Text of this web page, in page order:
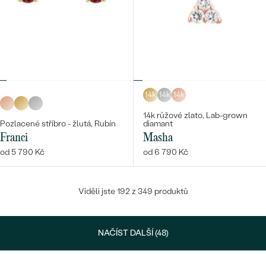
Pozlacené stříbro - žlutá, Rubín
Franci
od 5 790 Kč
14k 14k 14k
14k růžové zlato, Lab-grown
diamant
Masha
od 6 790 Kč
Viděli jste 192 z 349 produktů
NAČÍST DALŠÍ (48)